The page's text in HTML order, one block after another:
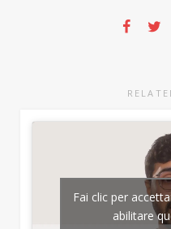
Fai clic per
abilitare